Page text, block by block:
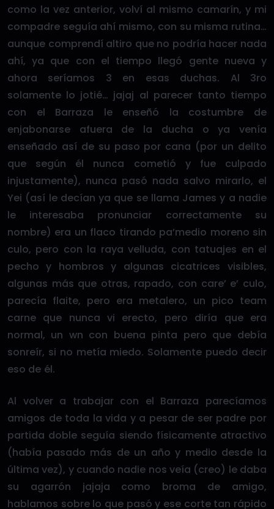
como la vez anterior, volví al mismo camarín, y mi
compadre seguía ahí mismo, con su misma rutina…
aunque comprendí altiro que no podría hacer nada
ahí, ya que con el tiempo llegó gente nueva y
ahora seríamos 3 en esas duchas. Al 3ro
solamente lo jotié… jajaj al parecer tanto tiempo
con el Barraza le enseñó la costumbre de
enjabonarse afuera de la ducha o ya venía
enseñado así de su paso por cana (por un delito
que según él nunca cometió y fue culpado
injustamente), nunca pasó nada salvo mirarlo, el
Yei (así le decían ya que se llama James y a nadie
le interesaba pronunciar correctamente su
nombre) era un flaco tirando pa’medio moreno sin
culo, pero con la raya velluda, con tatuajes en el
pecho y hombros y algunas cicatrices visibles,
algunas más que otras, rapado, con care’ e’ culo,
parecía flaite, pero era metalero, un pico team
carne que nunca vi erecto, pero diría que era
normal, un wn con buena pinta pero que debía
sonreír, si no metía miedo. Solamente puedo decir
eso de él.
Al volver a trabajar con el Barraza parecíamos
amigos de toda la vida y a pesar de ser padre por
partida doble seguía siendo físicamente atractivo
(había pasado más de un año y medio desde la
última vez), y cuando nadie nos veía (creo) le daba
su agarrón jajaja como broma de amigo,
hablamos sobre lo que pasó y ese corte tan rápido